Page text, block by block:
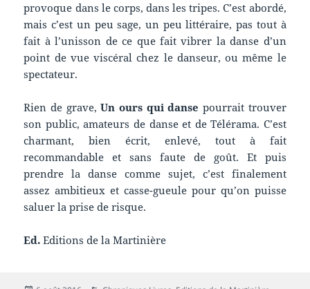
provoque dans le corps, dans les tripes. C’est abordé,
mais c’est un peu sage, un peu littéraire, pas tout à
fait à l’unisson de ce que fait vibrer la danse d’un
point de vue viscéral chez le danseur, ou même le
spectateur.
Rien de grave,Un ours qui danse pourrait trouver
son public, amateurs de danse et de Télérama. C’est
charmant, bien écrit, enlevé, tout à fait
recommandable et sans faute de goût. Et puis
prendre la danse comme sujet, c’est finalement
assez ambitieux et casse-gueule pour qu’on puisse
saluer la prise de risque.
Ed. Editions de la Martinière